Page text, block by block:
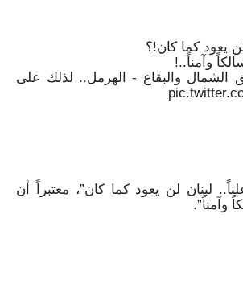
يعود كما كان!؟
وآمناً..!
الشمال والبقاع - الهرمل.. لذلك على
لبنان لن يعود كما كان”، معتبراً أن
وآمناً”.